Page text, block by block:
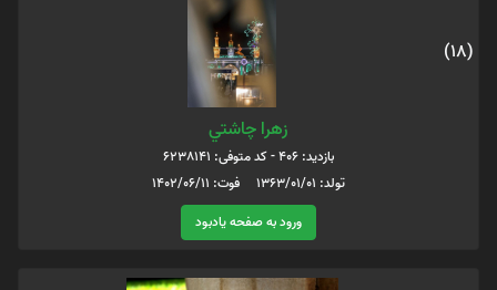
(18)
زهرا چاشتي
بازدید: 406 - کد متوفی: 6238141
تولد: 1363/01/01 فوت: 1402/06/11
ورود به صفحه یادبود